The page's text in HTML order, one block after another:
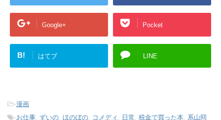
Google+ Pocket
B! はてブ LINE
-漫画
-お仕事, ずいの, ほのぼの, コメディ , 日常, 税金で買った本, 系山冏